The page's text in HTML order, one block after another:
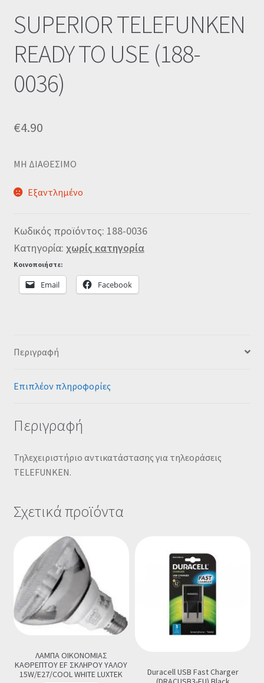
SUPERIOR TELEFUNKEN
READY TO USE (188-
0036)
€4.90
MΗ ΔΙΑΘΕΣΙΜΟ
Εξαντλημένο
Κωδικός προϊόντος: 188-0036
Κατηγορία: χωρίς κατηγορία
Κοινοποιήστε:
Email Facebook
Περιγραφή
Επιπλέον πληροφορίες
Περιγραφή
Τηλεχειριστήριο αντικατάστασης για τηλεοράσεις
TELEFUNKEN.
Σχετικά προϊόντα
ΛΑΜΠΑ ΟΙΚΟΝΟΜΙΑΣ
ΚΑΘΡΕΠΤΟΥ EF ΣΚΛΗΡΟΥ ΥΑΛΟΥ
15W/E27/COOL WHITE LUXTEK
Duracell USB Fast Charger